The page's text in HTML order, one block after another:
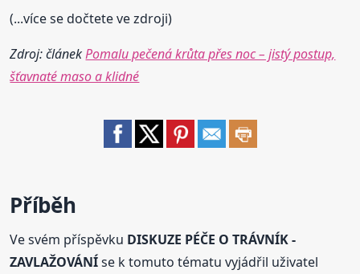
(...více se dočtete ve zdroji)
Zdroj: článekPomalu pečená krůta přes noc – jistý postup,
šťavnaté maso a klidné
Příběh
Ve svém příspěvku DISKUZE PÉČE O TRÁVNÍK -
ZAVLAŽOVÁNÍse k tomuto tématu vyjádřil uživatel